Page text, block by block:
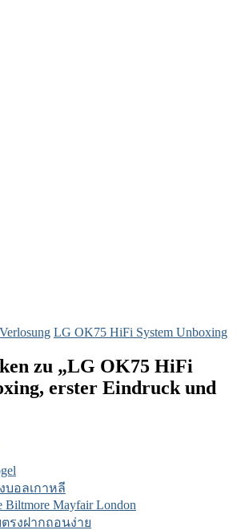
LG OK75 HiFi System Unboxing
zu „LG OK75 HiFi
erster Eindruck und
บอลเกาหลี
Biltmore Mayfair London
ตรงฝากถอนง่าย